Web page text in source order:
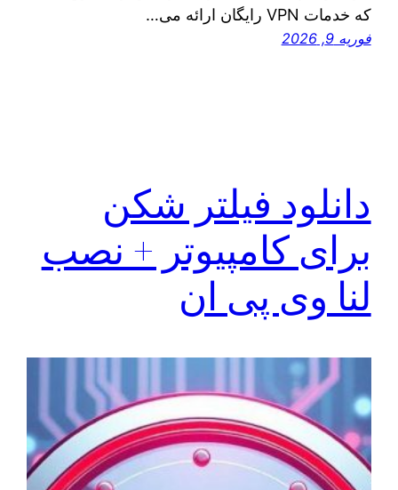
که خدمات VPN رایگان ارائه می…
فوریه 9, 2026
دانلود فیلتر شکن
برای کامپیوتر + نصب
لنا وی پی ان